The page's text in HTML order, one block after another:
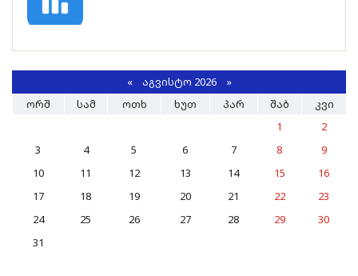
«ᲐᲒᲕᲘᲡᲢᲝ 2026 »
ᲝᲠᲨ
ᲡᲐᲛ ᲝᲗᲮ ᲮᲣᲗ ᲞᲐᲠ ᲨᲐᲑ
ᲙᲕᲘ
1
2
3
4 5 6 7 8
9
10
11 12 13 14 15
16
17
18 19 20 21 22
23
24
25 26 27 28 29
30
31